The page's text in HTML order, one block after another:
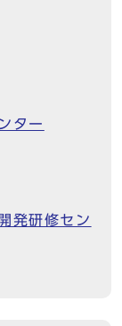
ター
発研修セン